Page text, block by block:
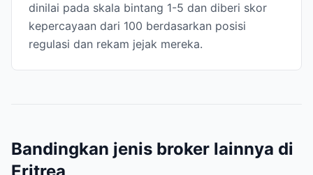
dinilai pada skala bintang 1-5 dan diberi skor
kepercayaan dari 100 berdasarkan posisi
regulasi dan rekam jejak mereka.
Bandingkan jenis broker lainnya di